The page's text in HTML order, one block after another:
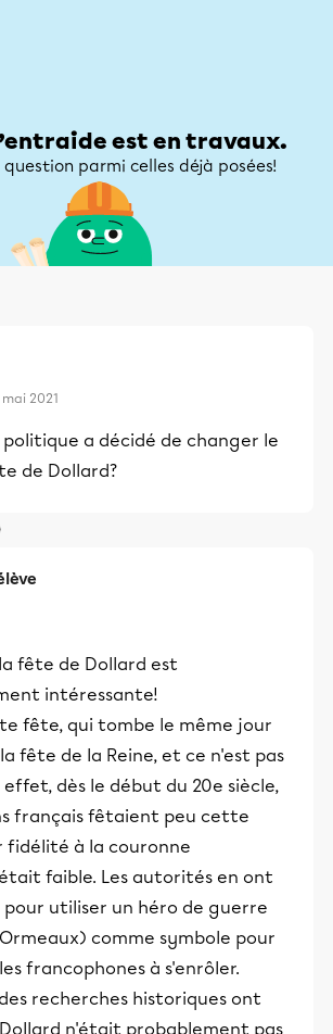
est en travaux.
parmi celles déjà posées!
mai 2021
a décidé de changer le
de Dollard?
fête de Dollard est
intéressante!
fête, qui tombe le même jour
fête de la Reine, et ce n'est pas
effet, dès le début du 20e siècle,
français fêtaient peu cette
fidélité à la couronne
faible. Les autorités en ont
utiliser un héro de guerre
comme symbole pour
francophones à s'enrôler.
recherches historiques ont
n'était probablement pas